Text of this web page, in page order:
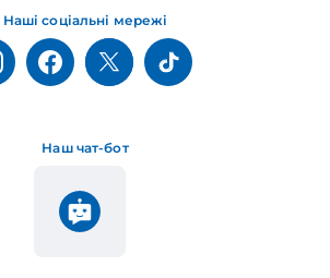
Наш чат-бот
Наші соціальні мережі